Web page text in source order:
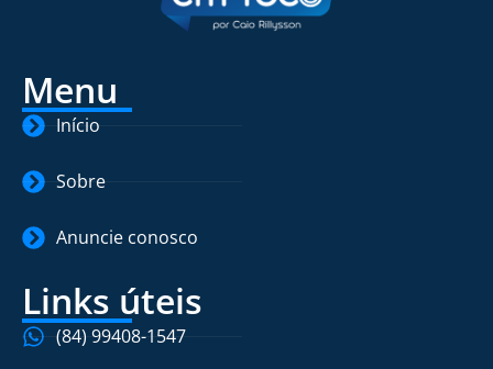
Menu
Início
Sobre
Anuncie conosco
Links úteis
(84) 99408-1547